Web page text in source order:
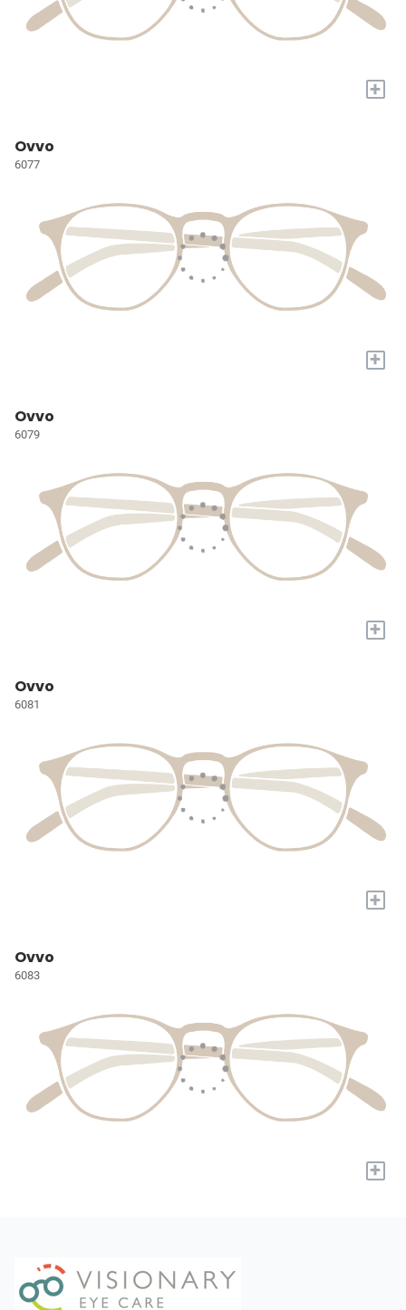
+
Ovvo
6077
+
Ovvo
6079
+
Ovvo
6081
+
Ovvo
6083
+